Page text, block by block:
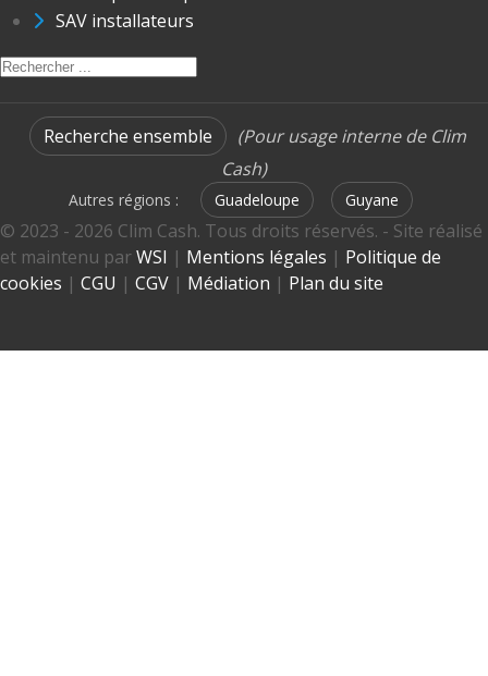
SAV installateurs
Recherche ensemble
(Pour usage interne de Clim
Cash)
Autres régions : Guadeloupe Guyane
© 2023 - 2026 Clim Cash. Tous droits réservés. - Site réalisé
et maintenu parWSI | Mentions légales | Politique de
cookies | CGU | CGV | Médiation | Plan du site